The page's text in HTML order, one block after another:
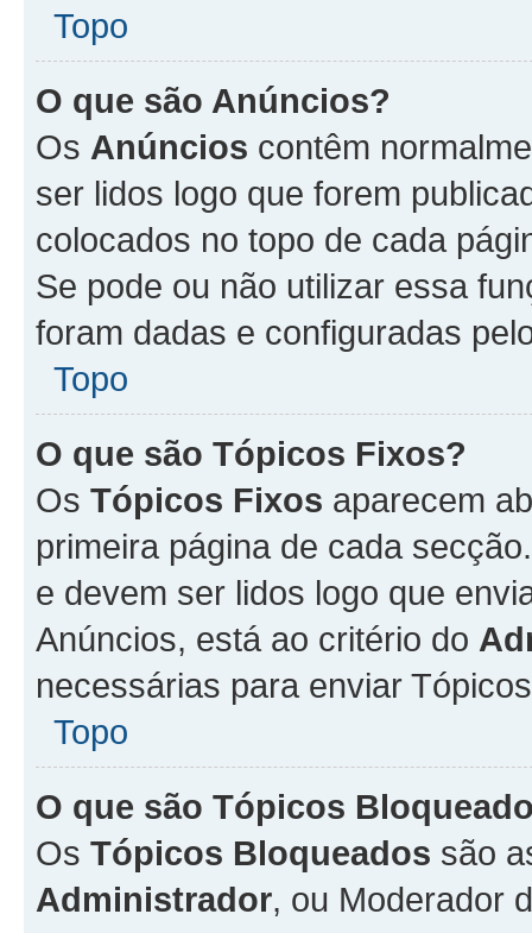
Topo
O que são Anúncios?
Os Anúncios contêm
ser lidos logo que forem
colocados no topo de cada
Se pode ou não utilizar essa
foram dadas e configuradas
Topo
O que são Tópicos Fixos?
Os Tópicos Fixos aparecem
primeira página de cada
e devem ser lidos logo que
Anúncios, está ao critério do
necessárias para enviar
Topo
O que são Tópicos
Os Tópicos Bloqueados são
Administrador, ou Moderador